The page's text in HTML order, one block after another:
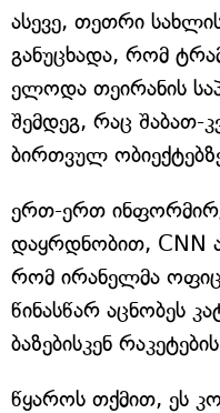
ასევე, თეთრი
განუცხადა, რომ
ელოდა თეირანის
შემდეგ, რაც შაბათ-
ბირთვულ
ერთ-ერთ
დაყრდნობით, CNN
რომ ირანელმა
წინასწარ აცნობეს
ბაზებისკენ
წყაროს თქმით, ეს